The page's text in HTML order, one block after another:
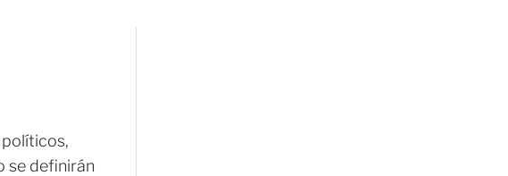
se definirán